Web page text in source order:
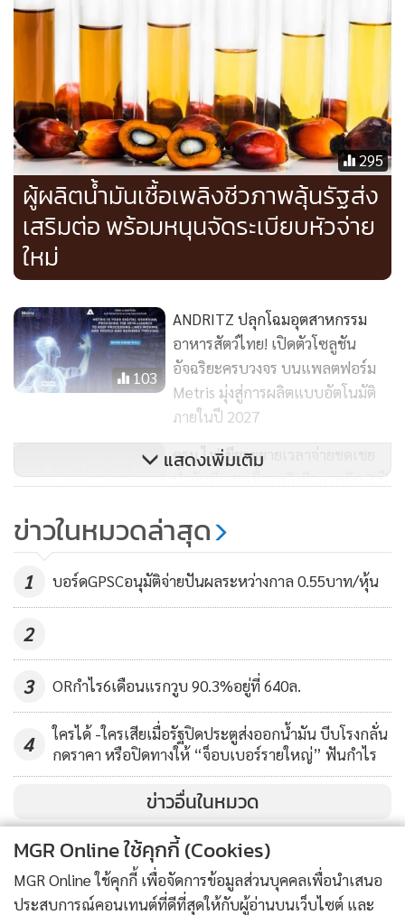
โครงการผลิต SAF มีกำลังผลิต 1 ล้านลิตรต่อวัน ปัจจุบันกลุ่ม
บางจากได้เตรียมสต๊อกวัตถุดิบคือน้ำมันปรุงอาหารใช้แล้ว เพื่อ
รองรับการผลิตน้ำมัน SAF รวมทั้งได้มีการทำสัญญาซื้อขาย SAF
ให้กับสายการบินและเทรดเดอร์คิดเป็นสัดส่วน 60% ของกำลัง
การผลิต
สำหรับแนวโน้มผลการดำเนินงาน BBGI ในช่วงครึ่งหลังของปีนี้
คาดว่าจะทรงตัว เมื่อเทียบกับครึ่งปีแรก แม้ว่ากำลังการผลิตทั้งเอ
ทานอลและ B100 เดินเต็มกำลัง 100% เนื่องจากขายให้กับกลุ่ม
บางจาก แต่ราคาเอานอลและ B100 ยังเป็นขาลง เนื่องจากตลาด
ยังโอเวอร์ซัปพลาย ส่งผลให้ราคาปรับตัวลง ประกอบกับภาครัฐ
ลดสัดส่วนผสมน้ำมันจาก B7 เป็น B5 ตั้งแต่เดือน พ.ย. 2567 ที่
ผ่านมา ส่งผลกระทบต่อความต้องการใช้ลดลง
ทั้งนี้ ผู้ประกอบการยังรอความชัดเจนด้านนโยบายการส่งเสริม
จากทางภาครัฐ โดยเฉพาะแก๊สโซฮอล์ E20 และ B7 ที่จะช่วยให้
วันที่ 2 ก.ย. 2568 บริษัท บีบีจีไอ จำกัด (มหาชน) ร่วมกับบริษัท
แอดวานซ์ ไบโอคาร์บอน จำกัด และกระทรวงเกษตรและ
สหกรณ์ ได้ลงนามบันทึกความเข้าใจ (MOU) ว่าด้วยการส่งเสริม
การเพาะเลี้ยงจุลสาหร่ายเพื่อผลิตเชื้อเพลิงอากาศยานยั่งยืน
(SAF) และผลิตอาหารสัตว์จากจุลสาหร่าย โดยมีนายอรรถกร ศิริ
295
ผู้ผลิตน้ำมันเชื้อเพลิงชีวภาพลุ้นรัฐส่ง
เสริมต่อ พร้อมหนุนจัดระเบียบหัวจ่าย
ใหม่
103
ANDRITZ ปลุกโฉมอุตสาหกรรม
อาหารสัตว์ไทย! เปิดตัวโซลูชัน
อัจฉริยะครบวงจร บนแพลตฟอร์ม
Metris มุ่งสู่การผลิตแบบอัตโนมัติ
ภายในปี 2027
ครม.ไฟเขียวขยายเวลาจ่ายชดเชย
น้ำมันที่ผสมเชื้อเพลิงชีวภาพอีก 2 ปี
323
สนพ.เผยแนวโน้มไบโอดีเซล-เอทา
นอลราคาลดลงต่อเนื่อง
แสดงเพิ่มเติม
ข่าวในหมวดล่าสุด
1 บอร์ดGPSCอนุมัติจ่ายปันผลระหว่างกาล 0.55บาท/หุ้น
2
3 ORกำไร6เดือนแรกวูบ 90.3%อยู่ที่ 640ล.
4
ใครได้ -ใครเสียเมื่อรัฐปิดประตูส่งออกน้ำมัน บีบโรงกลั่น
กดราคา หรือปิดทางให้ “จ็อบเบอร์รายใหญ่” ฟันกำไร
ข่าวอื่นในหมวด
MGR Online ใช้คุกกี้ (Cookies)
MGR Online ใช้คุกกี้ เพื่อจัดการข้อมูลส่วนบุคคลเพื่อนำเสนอ
ประสบการณ์คอนเทนต์ที่ดีที่สุดให้กับผู้อ่านบนเว็บไซต์ และ